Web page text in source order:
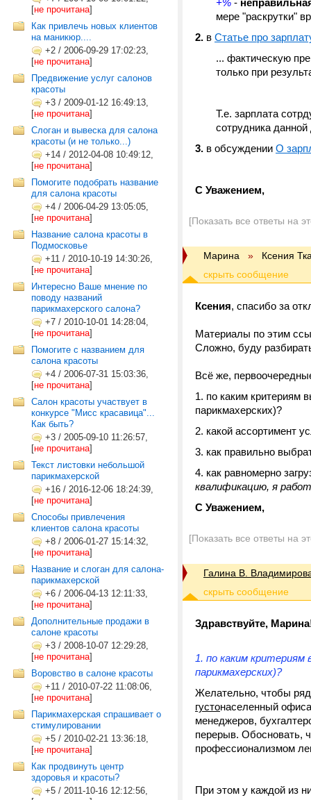
[не прочитана]
Как привлечь новых клиентов
на маникюр....
+2 / 2006-09-29 17:02:23,
[не прочитана]
Предвижение услуг салонов
красоты
+3 / 2009-01-12 16:49:13,
[не прочитана]
Cлоган и вывеска для салона
красоты (и не только...)
+14 / 2012-04-08 10:49:12,
[не прочитана]
Помогите подобрать название
для салона красоты
+4 / 2006-04-29 13:05:05,
[не прочитана]
Название салона красоты в
Подмосковье
+11 / 2010-10-19 14:30:26,
[не прочитана]
Интересно Ваше мнение по
поводу названий
парикмахерского салона?
+7 / 2010-10-01 14:28:04,
[не прочитана]
Помогите с названием для
салона красоты
+4 / 2006-07-31 15:03:36,
[не прочитана]
Салон красоты участвует в
конкурсе "Мисс красавица"...
Как быть?
+3 / 2005-09-10 11:26:57,
[не прочитана]
Текст листовки небольшой
парикмахерской
+16 / 2016-12-06 18:24:39,
[не прочитана]
Способы привлечения
клиентов салона красоты
+8 / 2006-01-27 15:14:32,
[не прочитана]
Название и слоган для салона-
парикмахерской
+6 / 2006-04-13 12:11:33,
[не прочитана]
Дополнительные продажи в
салоне красоты
+3 / 2008-10-07 12:29:28,
[не прочитана]
Воровство в салоне красоты
+11 / 2010-07-22 11:08:06,
[не прочитана]
Парикмахерская спрашивает о
стимулировании
+5 / 2010-02-21 13:36:18,
[не прочитана]
Как продвинуть центр
здоровья и красоты?
+5 / 2011-10-16 12:12:56,
+% -
мере "раскрутки"
2. в Статье про
... фактическую
только при
Т.е. зарплата
сотрудника
3. в обсуждении О
С Уважением,
[Показать все ответы на
Марина » Ксения
Ксения, спасибо за
Материалы по этим
Сложно, буду
Всё же,
по каким критериям
парикмахерских)?
какой ассортимент
как правильно
как равномерно
квалификацию, я
С Уважением,
[Показать все ответы на
Галина В.
Здравствуйте,
по каким критериям
парикмахерских)?
Желательно, чтобы
густонаселенный
менеджеров,
перерыв. Обосновать,
профессионализмом
При этом у каждой из